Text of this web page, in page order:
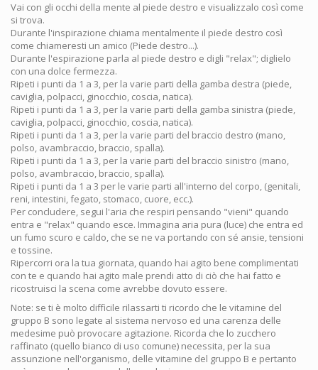
Vai con gli occhi della mente al piede destro e visualizzalo così come
si trova.
Durante l'inspirazione chiama mentalmente il piede destro così
come chiameresti un amico (Piede destro...).
Durante l'espirazione parla al piede destro e digli "relax"; diglielo
con una dolce fermezza.
Ripeti i punti da 1 a 3, per la varie parti della gamba destra (piede,
caviglia, polpacci, ginocchio, coscia, natica).
Ripeti i punti da 1 a 3, per la varie parti della gamba sinistra (piede,
caviglia, polpacci, ginocchio, coscia, natica).
Ripeti i punti da 1 a 3, per la varie parti del braccio destro (mano,
polso, avambraccio, braccio, spalla).
Ripeti i punti da 1 a 3, per la varie parti del braccio sinistro (mano,
polso, avambraccio, braccio, spalla).
Ripeti i punti da 1 a 3 per le varie parti all'interno del corpo, (genitali,
reni, intestini, fegato, stomaco, cuore, ecc.).
Per concludere, segui l'aria che respiri pensando "vieni" quando
entra e "relax" quando esce. Immagina aria pura (luce) che entra ed
un fumo scuro e caldo, che se ne va portando con sé ansie, tensioni
e tossine.
Ripercorri ora la tua giornata, quando hai agito bene complimentati
con te e quando hai agito male prendi atto di ciò che hai fatto e
ricostruisci la scena come avrebbe dovuto essere.
Note: se ti è molto difficile rilassarti ti ricordo che le vitamine del
gruppo B sono legate al sistema nervoso ed una carenza delle
medesime può provocare agitazione. Ricorda che lo zucchero
raffinato (quello bianco di uso comune) necessita, per la sua
assunzione nell'organismo, delle vitamine del gruppo B e pertanto